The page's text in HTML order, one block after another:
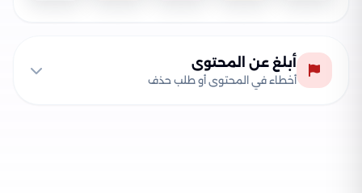
أبلغ عن المحتوى
أخطاء في المحتوى أو طلب حذف